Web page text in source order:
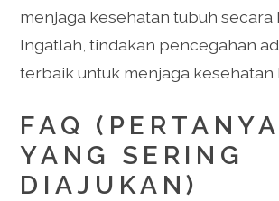
menjaga kesehatan tubuh secara
Ingatlah, tindakan pencegahan
terbaik untuk menjaga kesehatan
FAQ
YANG SERING
DIAJUKAN)